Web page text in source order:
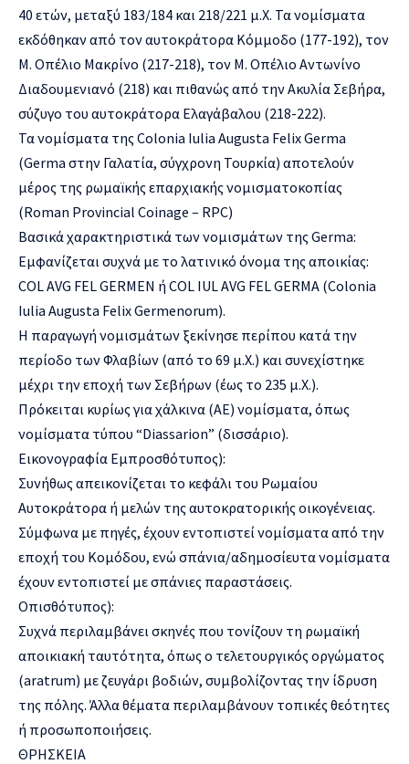
40 ετών, μεταξύ 183/184 και 218/221 μ.Χ. Τα νομίσματα
εκδόθηκαν από τον αυτοκράτορα Κόμμοδο (177-192), τον
Μ. Οπέλιο Μακρίνο (217-218), τον Μ. Οπέλιο Αντωνίνο
Διαδουμενιανό (218) και πιθανώς από την Ακυλία Σεβήρα,
σύζυγο του αυτοκράτορα Ελαγάβαλου (218-222).
Τα νομίσματα της Colonia Iulia Augusta Felix Germa
(Germa στην Γαλατία, σύγχρονη Τουρκία) αποτελούν
μέρος της ρωμαϊκής επαρχιακής νομισματοκοπίας
(Roman Provincial Coinage – RPC)
Βασικά χαρακτηριστικά των νομισμάτων της Germa:
Εμφανίζεται συχνά με το λατινικό όνομα της αποικίας:
COL AVG FEL GERMEN ή COL IUL AVG FEL GERMA (Colonia
Iulia Augusta Felix Germenorum).
Η παραγωγή νομισμάτων ξεκίνησε περίπου κατά την
περίοδο των Φλαβίων (από το 69 μ.Χ.) και συνεχίστηκε
μέχρι την εποχή των Σεβήρων (έως το 235 μ.Χ.).
Πρόκειται κυρίως για χάλκινα (AE) νομίσματα, όπως
νομίσματα τύπου “Diassarion” (δισσάριο).
Εικονογραφία Εμπροσθότυπος):
Συνήθως απεικονίζεται το κεφάλι του Ρωμαίου
Αυτοκράτορα ή μελών της αυτοκρατορικής οικογένειας.
Σύμφωνα με πηγές, έχουν εντοπιστεί νομίσματα από την
εποχή του Κομόδου, ενώ σπάνια/αδημοσίευτα νομίσματα
έχουν εντοπιστεί με σπάνιες παραστάσεις.
Οπισθότυπος):
Συχνά περιλαμβάνει σκηνές που τονίζουν τη ρωμαϊκή
αποικιακή ταυτότητα, όπως ο τελετουργικός οργώματος
(aratrum) με ζευγάρι βοδιών, συμβολίζοντας την ίδρυση
της πόλης. Άλλα θέματα περιλαμβάνουν τοπικές θεότητες
ή προσωποποιήσεις.
ΘΡΗΣΚΕΙΑ